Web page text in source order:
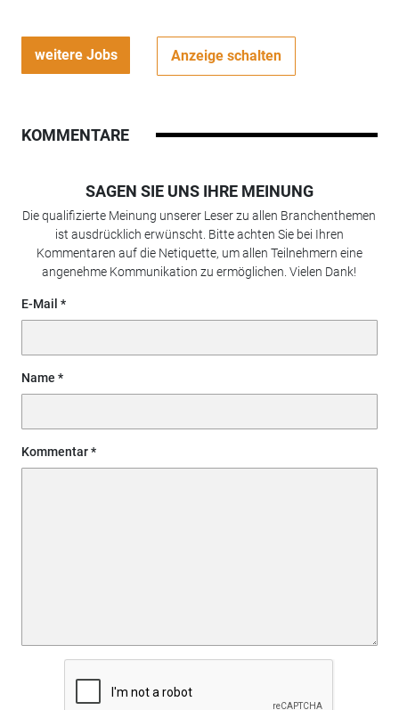
weitere Jobs Anzeige schalten
KOMMENTARE
SAGEN SIE UNS IHRE MEINUNG
Die qualifizierte Meinung unserer Leser zu allen Branchenthemen
ist ausdrücklich erwünscht. Bitte achten Sie bei Ihren
Kommentaren auf die Netiquette, um allen Teilnehmern eine
angenehme Kommunikation zu ermöglichen. Vielen Dank!
E-Mail
Name
Kommentar